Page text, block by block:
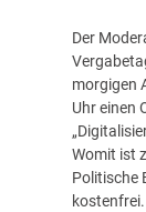
Der
morgigen
Uhr einen
Womit ist
Politische
kostenfrei.